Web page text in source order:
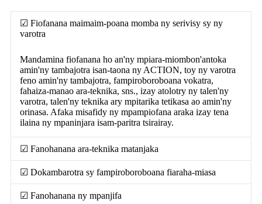
☑ Fiofanana maimaim-poana momba ny serivisy sy ny
varotra
Mandamina fiofanana ho an'ny mpiara-miombon'antoka
amin'ny tambajotra isan-taona ny ACTION, toy ny varotra
feno amin'ny tambajotra, fampiroboroboana vokatra,
fahaiza-manao ara-teknika, sns., izay atolotry ny talen'ny
varotra, talen'ny teknika ary mpitarika tetikasa ao amin'ny
orinasa. Afaka misafidy ny mpampiofana araka izay tena
ilaina ny mpaninjara isam-paritra tsirairay.
☑ Fanohanana ara-teknika matanjaka
☑ Dokambarotra sy fampiroboroboana fiaraha-miasa
☑ Fanohanana ny mpanjifa